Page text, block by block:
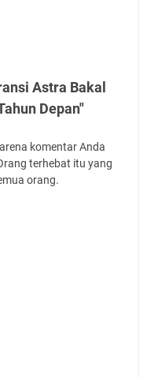
Astra Bakal
Depan"
komentar Anda
terhebat itu yang
orang.